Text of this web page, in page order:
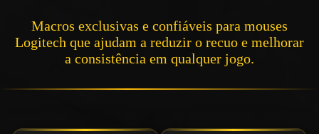
Macros exclusivas e confiáveis para mouses
Logitech que ajudam a reduzir o recuo e melhorar
a consistência em qualquer jogo.